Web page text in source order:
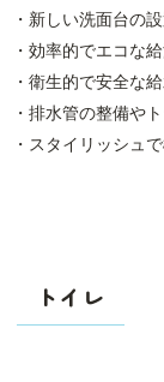
・新しい洗面台の
・効率的でエコな
・衛生的で安全な
・排水管の整備や
・スタイリッシュ
トイレ